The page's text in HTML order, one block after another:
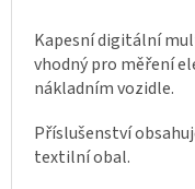
Kapesní digitální
vhodný pro měření
nákladním vozidle.
Příslušenství
textilní obal.